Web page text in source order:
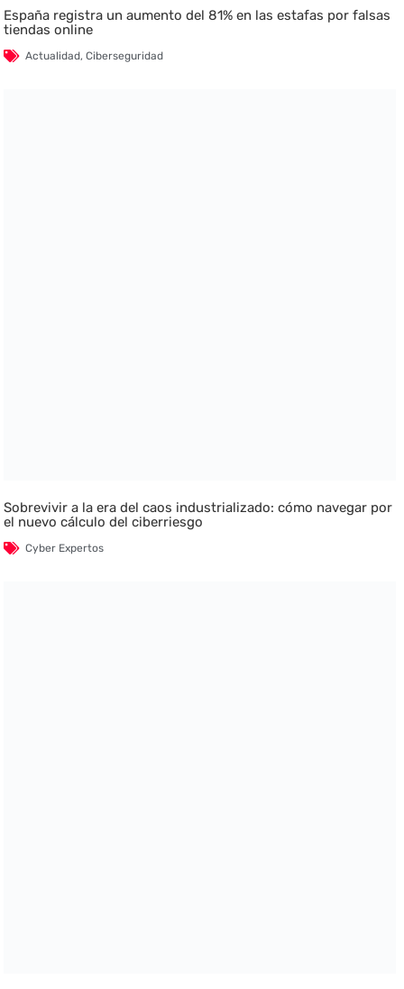
España registra un aumento del 81% en las estafas por falsas
tiendas online
Actualidad,Ciberseguridad
Sobrevivir a la era del caos industrializado: cómo navegar por
el nuevo cálculo del ciberriesgo
Cyber Expertos